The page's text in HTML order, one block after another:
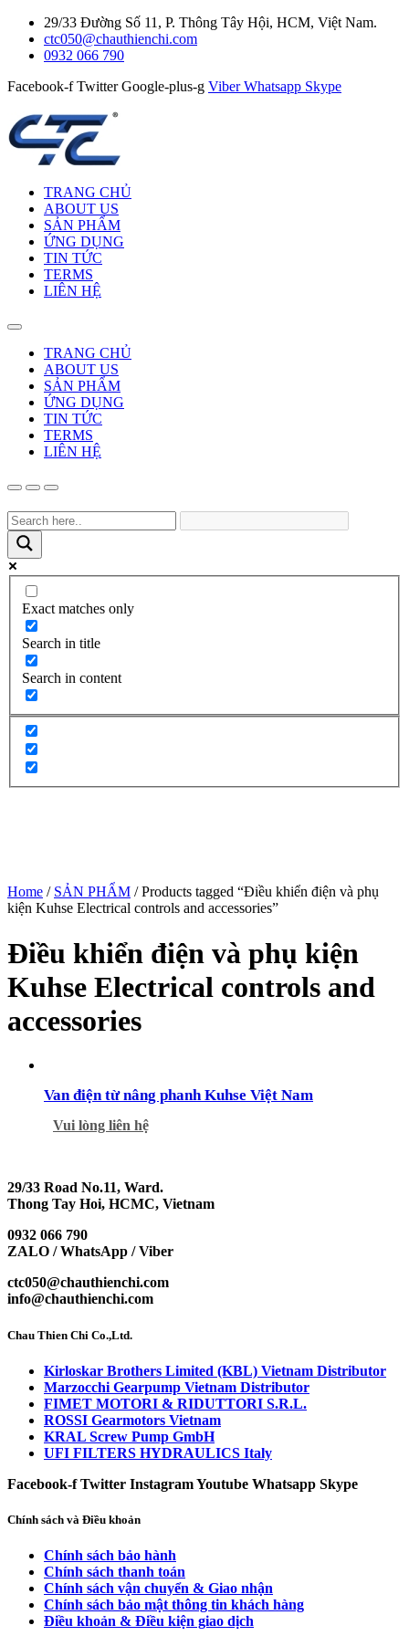
29/33 Đường Số 11, P. Thông Tây Hội, HCM, Việt Nam.
ctc050@chauthienchi.com
0932 066 790
Facebook-f Twitter Google-plus-g Viber Whatsapp Skype
TRANG CHỦ
ABOUT US
SẢN PHẨM
ỨNG DỤNG
TIN TỨC
TERMS
LIÊN HỆ
TRANG CHỦ
ABOUT US
SẢN PHẨM
ỨNG DỤNG
TIN TỨC
TERMS
LIÊN HỆ
Exact matches only
Search in title
Search in content
Home / SẢN PHẨM / Products tagged “Điều khiển điện và phụ
kiện Kuhse Electrical controls and accessories”
Điều khiển điện và phụ kiện
Kuhse Electrical controls and
accessories
Van điện từ nâng phanh Kuhse Việt Nam
Vui lòng liên hệ
29/33 Road No.11, Ward.
Thong Tay Hoi, HCMC, Vietnam
0932 066 790
ZALO / WhatsApp / Viber
ctc050@chauthienchi.com
info@chauthienchi.com
Chau Thien Chi Co.,Ltd.
Kirloskar Brothers Limited (KBL) Vietnam Distributor
Marzocchi Gearpump Vietnam Distributor
FIMET MOTORI & RIDUTTORI S.R.L.
ROSSI Gearmotors Vietnam
KRAL Screw Pump GmbH
UFI FILTERS HYDRAULICS Italy
Facebook-f Twitter InstagramYoutube Whatsapp Skype
Chính sách và Điều khoản
Chính sách bảo hành
Chính sách thanh toán
Chính sách vận chuyển & Giao nhận
Chính sách bảo mật thông tin khách hàng
Điều khoản & Điều kiện giao dịch